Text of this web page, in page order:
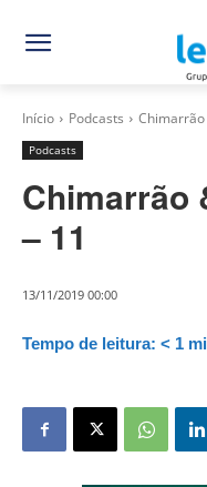
Início Podcasts Chimarrão
Podcasts
Chimarrão
– 11
13/11/2019 00:00
Tempo de leitura: < 1